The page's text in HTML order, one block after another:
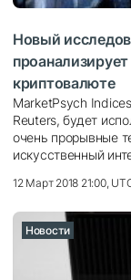
Новый
криптовалюте
MarketPsych
Reuters, будет
очень прорывные
искусственный
12 Март 2018 21:00,
Новости